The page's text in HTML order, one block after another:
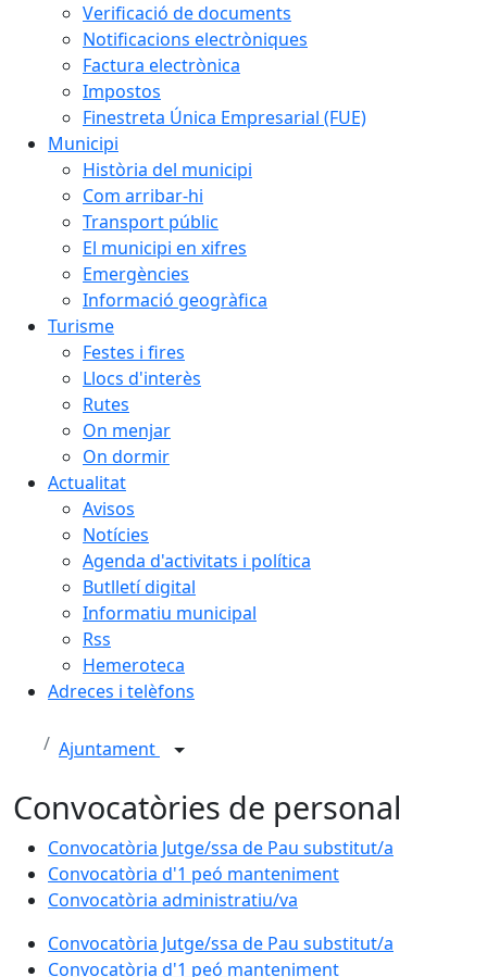
Verificació de documents
Notificacions electròniques
Factura electrònica
Impostos
Finestreta Única Empresarial (FUE)
Municipi
Història del municipi
Com arribar-hi
Transport públic
El municipi en xifres
Emergències
Informació geogràfica
Turisme
Festes i fires
Llocs d'interès
Rutes
On menjar
On dormir
Actualitat
Avisos
Notícies
Agenda d'activitats i política
Butlletí digital
Informatiu municipal
Rss
Hemeroteca
Adreces i telèfons
Ajuntament
Convocatòries de personal
Convocatòria Jutge/ssa de Pau substitut/a
Convocatòria d'1 peó manteniment
Convocatòria administratiu/va
Convocatòria Jutge/ssa de Pau substitut/a
Convocatòria d'1 peó manteniment